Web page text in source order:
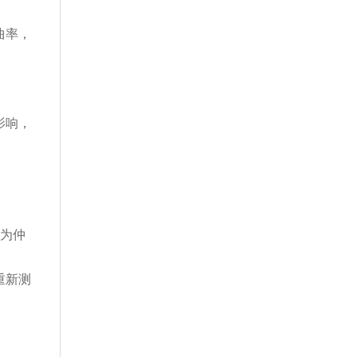
，
，
仲
新测